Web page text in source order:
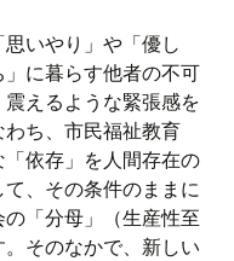
いやり」や「優し
に暮らす他者の不可
えるような緊張感を
ち、市民福祉教育
依存」を人間存在の
、その条件のままに
「分母」（生産性至
そのなかで、新しい